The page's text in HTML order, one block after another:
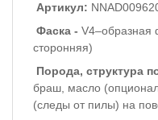
Артикул:
Фаска - V4–образная
сторонняя)
Порода, структура
браш масло
(следы от пилы) на